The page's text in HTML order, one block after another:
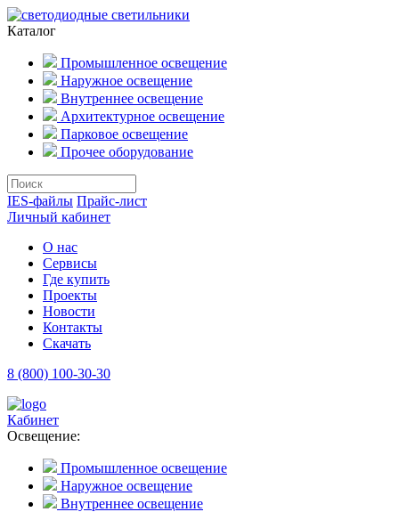
Каталог
Промышленное освещение
Наружное освещение
Внутреннее освещение
Архитектурное освещение
Парковое освещение
Прочее оборудование
IES-файлы Прайс-лист
Личный кабинет
О нас
Сервисы
Где купить
Проекты
Новости
Контакты
Скачать
8 (800) 100-30-30
Кабинет
Освещение:
Промышленное освещение
Наружное освещение
Внутреннее освещение